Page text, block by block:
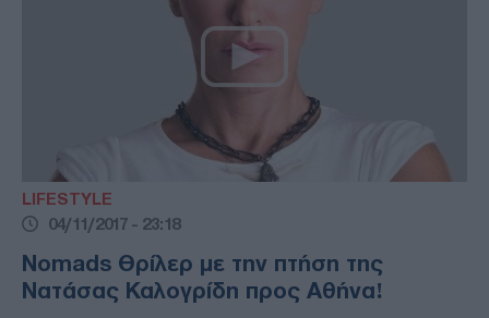
LIFESTYLE
04/11/2017 - 23:18
Nomads Θρίλερ με την πτήση της
Νατάσας Καλογρίδη προς Αθήνα!